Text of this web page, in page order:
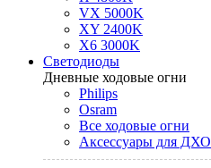
VX 5000K
XY 2400K
X6 3000K
Светодиоды
Дневные ходовые огни
Philips
Osram
Все ходовые огни
Аксессуары для ДХО